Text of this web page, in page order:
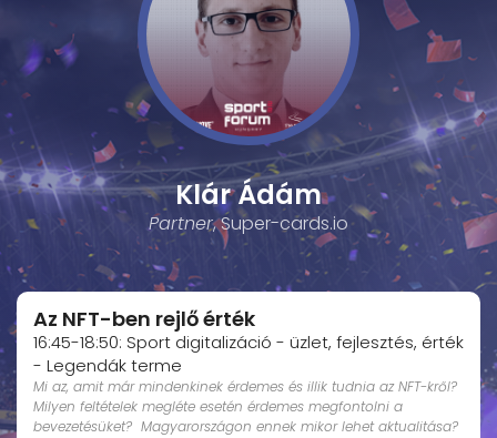
Klár Ádám
Partner, Super-cards.io
Az NFT-ben rejlő érték
16:45-18:50: Sport digitalizáció - üzlet, fejlesztés, érték
- Legendák terme
Mi az, amit már mindenkinek érdemes és illik tudnia az NFT-kről?
Milyen feltételek megléte esetén érdemes megfontolni a
bevezetésüket? Magyarországon ennek mikor lehet aktualitása?